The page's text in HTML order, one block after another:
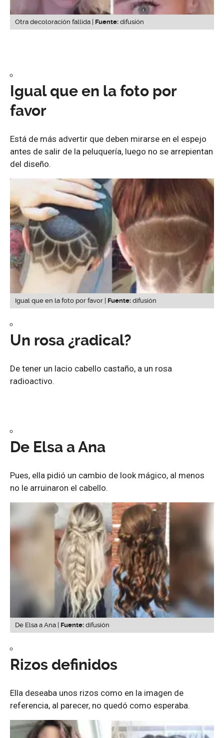
Otra decoloración fallida | Fuente: difusión
Igual que en la foto por
favor
Está de más advertir que deben mirarse en el espejo
antes de salir de la peluquería, luego no se arrepientan
del diseño.
Igual que en la foto por favor | Fuente: difusión
Un rosa ¿radical?
De tener un lacio cabello castaño, a un rosa
radioactivo.
De Elsa a Ana
Pues, ella pidió un cambio de look mágico, al menos
no le arruinaron el cabello.
De Elsa a Ana | Fuente: difusión
Rizos definidos
Ella deseaba unos rizos como en la imagen de
referencia, al parecer, no quedó como esperaba.